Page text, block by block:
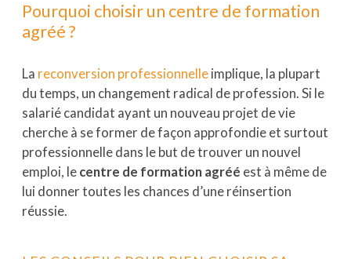
Pourquoi choisir un centre de formation
agréé ?
La reconversion professionnelleimplique, la plupart
du temps, un changement radical de profession. Si le
salarié candidat ayant un nouveau projet de vie
cherche à se former de façon approfondie et surtout
professionnelle dans le but de trouver un nouvel
emploi, lecentre de formation agréé est à même de
lui donner toutes les chances d’une réinsertion
réussie.